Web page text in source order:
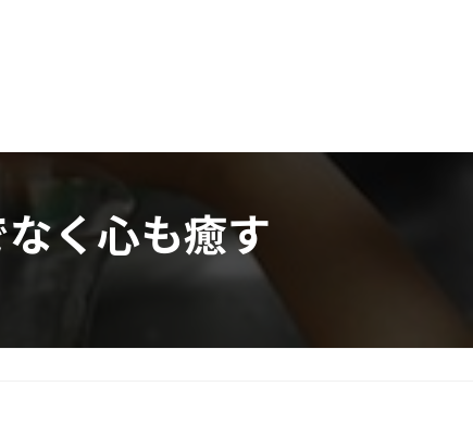
く心も癒す